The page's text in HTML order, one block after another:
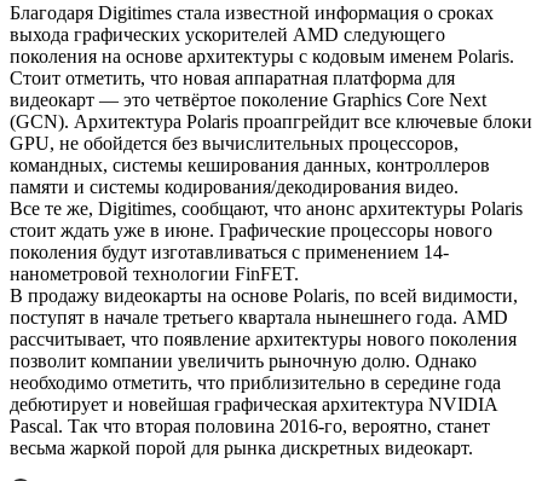
Благодаря Digitimes стала известной информация о сроках
выхода графических ускорителей AMD следующего
поколения на основе архитектуры с кодовым именем Polaris.
Стоит отметить, что новая аппаратная платформа для
видеокарт — это четвёртое поколение Graphics Core Next
(GCN). Архитектура Polaris проапгрейдит все ключевые блоки
GPU, не обойдется без вычислительных процессоров,
командных, системы кеширования данных, контроллеров
памяти и системы кодирования/декодирования видео.
Все те же, Digitimes, сообщают, что анонс архитектуры Polaris
стоит ждать уже в июне. Графические процессоры нового
поколения будут изготавливаться с применением 14-
нанометровой технологии FinFET.
В продажу видеокарты на основе Polaris, по всей видимости,
поступят в начале третьего квартала нынешнего года. AMD
рассчитывает, что появление архитектуры нового поколения
позволит компании увеличить рыночную долю. Однако
необходимо отметить, что приблизительно в середине года
дебютирует и новейшая графическая архитектура NVIDIA
Pascal. Так что вторая половина 2016-го, вероятно, станет
весьма жаркой порой для рынка дискретных видеокарт.